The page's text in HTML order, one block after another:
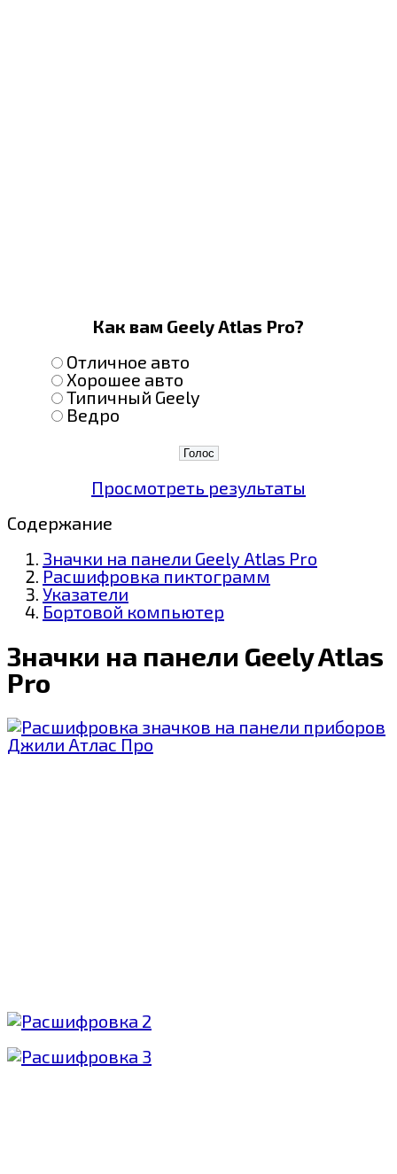
Как вам Geely Atlas Pro?
Отличное авто
Хорошее авто
Типичный Geely
Ведро
Просмотреть результаты
Содержание
Значки на панели Geely Atlas Pro
Расшифровка пиктограмм
Указатели
Бортовой компьютер
Значки на панели Geely Atlas
Pro